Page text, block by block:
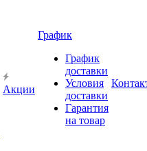
Акции
График
График
доставки
Условия
доставки
Гарантия
на товар